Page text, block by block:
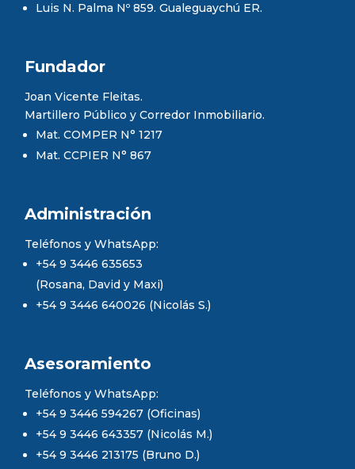
Luis N. Palma Nº 859. Gualeguaychú ER.
Fundador
Joan Vicente Fleitas.
Martillero Público y Corredor Inmobiliario.
Mat. COMPER N° 1217
Mat. CCPIER N° 867
Administración
Teléfonos y WhatsApp:
+54 9 3446 635653
(Rosana, David y Maxi)
+54 9 3446 640026 (Nicolás S.)
Asesoramiento
Teléfonos y WhatsApp:
+54 9 3446 594267 (Oficinas)
+54 9 3446 643357 (Nicolás M.)
+54 9 3446 213175 (Bruno D.)